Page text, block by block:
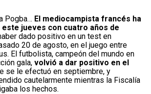
Pogba… El mediocampista francés ha
este jueves con cuatro años de
dado positivo en un test en
20 de agosto, en el juego entre
El futbolista, campeón del mundo en
gala, volvió a dar positivo en el
se le efectuó en septiembre, y
cautelarmente mientras la Fiscalía
los hechos.